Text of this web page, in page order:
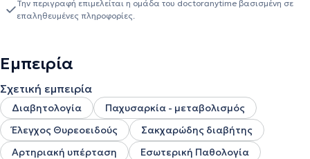
Την περιγραφή επιμελείται η ομάδα του doctoranytime βασισμένη σε
επαληθευμένες πληροφορίες.
Εμπειρία
Σχετική εμπειρία
Διαβητολογία
Παχυσαρκία - μεταβολισμός
Έλεγχος Θυρεοειδούς
Σακχαρώδης διαβήτης
Αρτηριακή υπέρταση
Εσωτερική Παθολογία